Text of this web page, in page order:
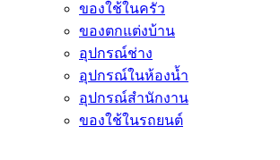
ของใช้ในครัว
ของตกแต่งบ้าน
อุปกรณ์ช่าง
อุปกรณ์ในห้องน้ำ
อุปกรณ์สำนักงาน
ของใช้ในรถยนต์